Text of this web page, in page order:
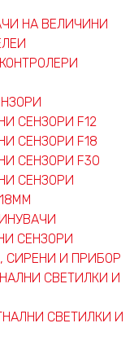
НА ВЕЛИЧИНИ
СЕНЗОРИ F12
СЕНЗОРИ F18
СЕНЗОРИ F30
СЕНЗОРИ
СЕНЗОРИ
СИРЕНИ И ПРИБОР
СВЕТИЛКИ И
СВЕТИЛКИ И